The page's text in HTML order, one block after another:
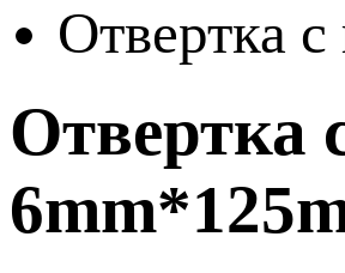
Отвертка
Отвертка